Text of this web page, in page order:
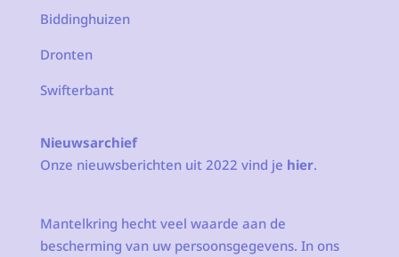
Biddinghuizen
Dronten
Swifterbant
Nieuwsarchief
Onze nieuwsberichten uit 2022 vind je hier.
Mantelkring hecht veel waarde aan de
bescherming van uw persoonsgegevens. In ons